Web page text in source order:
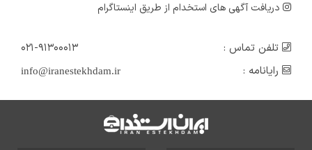
دریافت آگهی های استخدام از طریق اینستاگرام
تلفن تماس :
۰۲۱-۹۱۳۰۰۰۱۳
رایانامه :
info@iranestekhdam.ir